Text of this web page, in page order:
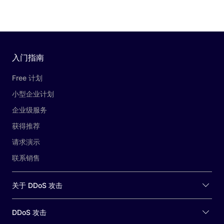
入门指南
Free 计划
小型企业计划
企业级服务
获得推荐
请求演示
联系销售
关于 DDoS 攻击
DDoS 攻击